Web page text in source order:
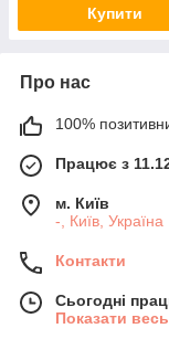
Купити
Про нас
100%
Працює з
м. Київ
-, Київ, Україна
Контакти
Сьогодні
Показати